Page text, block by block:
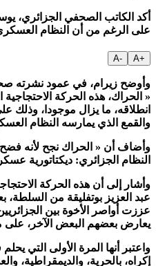
أكد الكاتب الصحفي الجزائري،
على الرغم من أن النظام
+A
-A
وأوضح زيرام، في عمود نشرته
« الحراك، هذه الحركة
انطلاقه، ما يزال موجودا، وذلك
والقمع الذي يمارسه النظام
وأضاف أن « الحراك نجح لأنه فضح
النظام الجزائري: ديكتاتورية
وأشار إلى أن هذه الحركة
عززت أواصر الأخوة بين
يعارض بعضهم البعض الآخر،
واعتبر أنها المرة الأولى التي
إكراه، بالحرية، والديمقراطية،